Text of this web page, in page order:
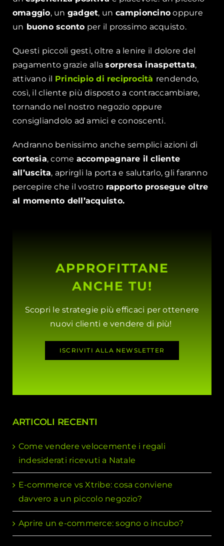
omaggio, un gadget, un campioncino oppure
un buono sconto per il prossimo acquisto.
Questi piccoli gesti, oltre a lenire il dolore del
pagamento grazie allasorpresa inaspettata,
attivano il Principio di reciprocità rendendo,
così, il cliente più disposto a contraccambiare,
tornando nel nostro negozio oppure
consigliandolo ad amici e conoscenti.
Andranno benissimo anche semplici azioni di
cortesia, come accompagnare il cliente
all’uscita, aprirgli la porta e salutarlo, gli faranno
percepire che il vostro rapporto prosegue oltre
al momento dell’acquisto.
APPROFITTANE
ANCHE TU!
Scopri le strategie più efficaci per ottenere
nuovi clienti e vendere di più!
ISCRIVITI ALLA NEWSLETTER
ARTICOLI RECENTI
Come vendere velocemente i regali
indesiderati ricevuti a Natale
E-commerce vs Xtribe: cosa conviene
davvero a un piccolo negozio?
Aprire un e-commerce: sogno o incubo?